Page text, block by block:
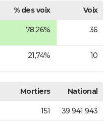
% des voix
Voix
78,26% 36
21,74% 10
Mortiers National
151 39 941 943